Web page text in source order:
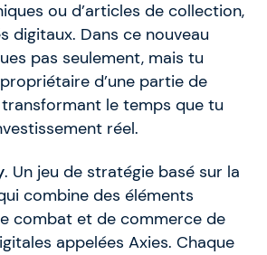
ou d’articles de collection,
digitaux. Dans ce nouveau
pas seulement, mais tu
d’une partie de
transformant le temps que tu
réel.
. Un jeu de stratégie basé sur la
combine des éléments
combat et de commerce de
appelées Axies. Chaque